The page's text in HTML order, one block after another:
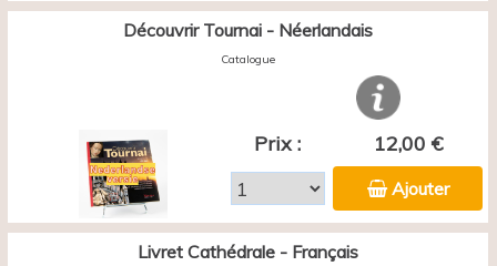
Découvrir Tournai - Néerlandais
Catalogue
Prix : 12,00 €
Ajouter
Livret Cathédrale - Français